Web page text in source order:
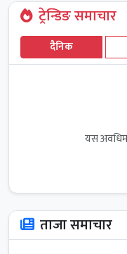
ट्रेन्डिङ समाचार
दैनिक
यस
ताजा समाचार